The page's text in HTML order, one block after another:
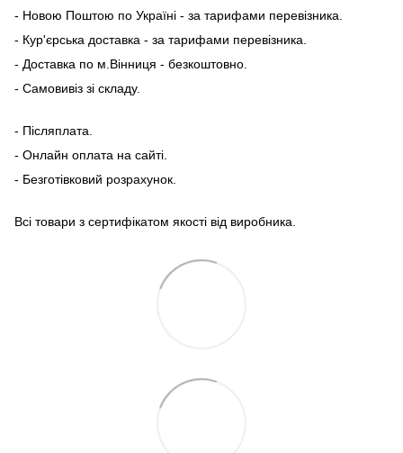
- Новою Поштою по Україні - за тарифами перевізника.
- Кур'єрська доставка - за тарифами перевізника.
- Доставка по м.Вінниця - безкоштовно.
- Самовивіз зі складу.
- Післяплата.
- Онлайн оплата на сайті.
- Безготівковий розрахунок.
Всі товари з сертифікатом якості від виробника.